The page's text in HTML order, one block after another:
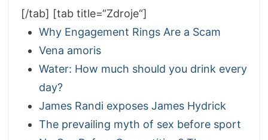
[/tab] [tab title=“Zdroje“]
Why Engagement Rings Are a Scam
Vena amoris
Water: How much should you drink every
day?
James Randi exposes James Hydrick
The prevailing myth of sex before sport